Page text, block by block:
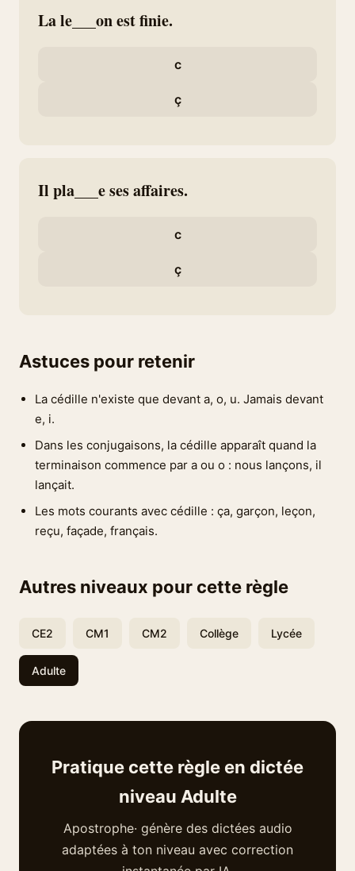
La le___on est finie.
c
ç
Il pla___e ses affaires.
c
ç
Astuces pour retenir
La cédille n'existe que devant a, o, u. Jamais devant
e, i.
Dans les conjugaisons, la cédille apparaît quand la
terminaison commence par a ou o : nous lançons, il
lançait.
Les mots courants avec cédille : ça, garçon, leçon,
reçu, façade, français.
Autres niveaux pour cette règle
CE2 CM1 CM2 Collège Lycée
Adulte
Pratique cette règle en dictée
niveau Adulte
Apostrophe· génère des dictées audio
adaptées à ton niveau avec correction